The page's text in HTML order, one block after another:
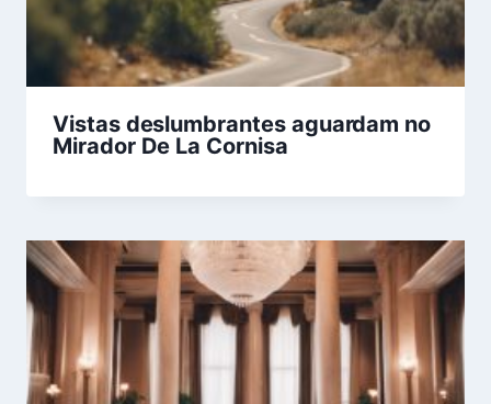
Vistas deslumbrantes aguardam no
Mirador De La Cornisa